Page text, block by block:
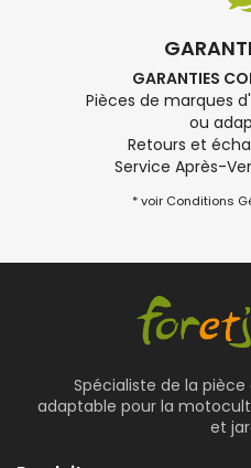
GARANTIES
Pièces de marques
ou
Retours et
Service Après-
* voir Conditions
Spécialiste de la
adaptable pour la
et